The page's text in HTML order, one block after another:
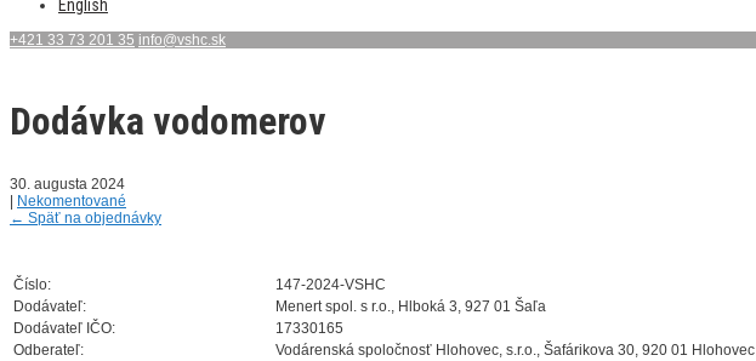
English
+421 33 73 201 35 info@vshc.sk
Dodávka vodomerov
30. augusta 2024
Nekomentované
← Späť na objednávky
Číslo:
147-2024-VSHC
Dodávateľ:
Menert spol. s r.o., Hlboká 3, 927 01 Šaľa
Dodávateľ IČO:
17330165
Odberateľ:
Vodárenská spoločnosť Hlohovec, s.r.o., Šafárikova 30, 920 01 Hlohovec